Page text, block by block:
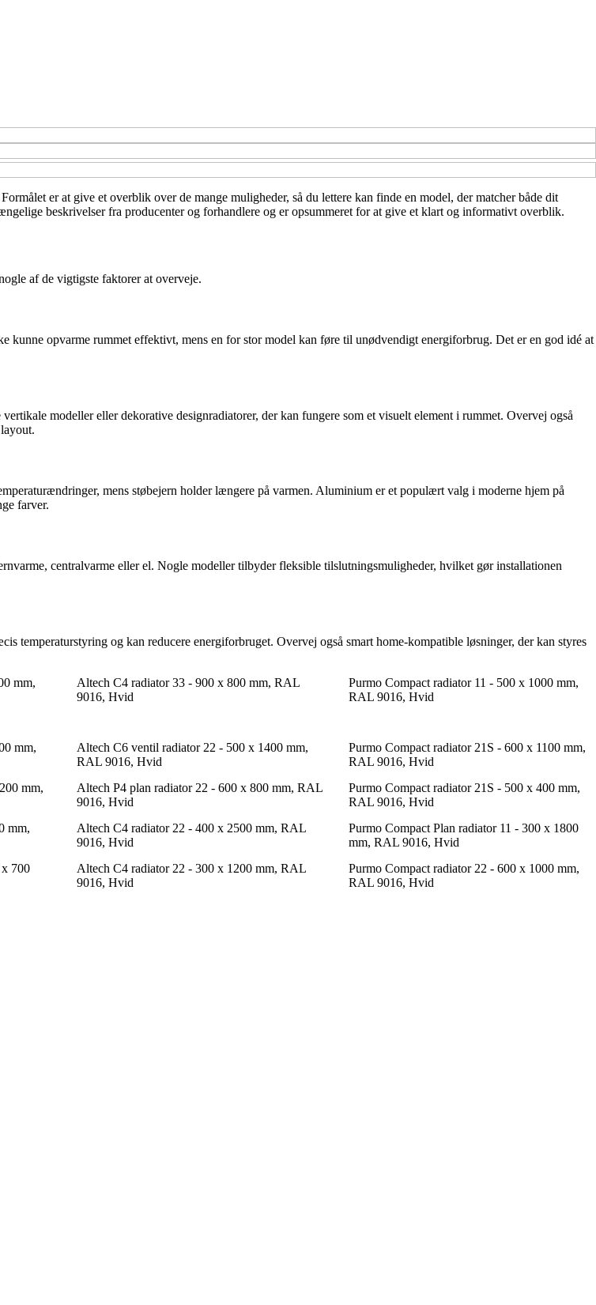
er at give et overblik over de mange muligheder, så du lettere kan finde en model, der matcher både dit
beskrivelser fra producenter og forhandlere og er opsummeret for at give et klart og informativt overblik.
af de vigtigste faktorer at overveje.
kunne opvarme rummet effektivt, mens en for stor model kan føre til unødvendigt energiforbrug. Det er en god idé at
modeller eller dekorative designradiatorer, der kan fungere som et visuelt element i rummet. Overvej også
mens støbejern holder længere på varmen. Aluminium er et populært valg i moderne hjem på
farver.
centralvarme eller el. Nogle modeller tilbyder fleksible tilslutningsmuligheder, hvilket gør installationen
temperaturstyring og kan reducere energiforbruget. Overvej også smart home-kompatible løsninger, der kan styres
mm,
Altech C4 radiator 33 - 900 x 800 mm, RAL
9016, Hvid
Purmo Compact radiator 11 - 500 x 1000 mm,
RAL 9016, Hvid
mm,
Altech C6 ventil radiator 22 - 500 x 1400 mm,
RAL 9016, Hvid
Purmo Compact radiator 21S - 600 x 1100 mm,
RAL 9016, Hvid
mm,
Altech P4 plan radiator 22 - 600 x 800 mm, RAL
9016, Hvid
Purmo Compact radiator 21S - 500 x 400 mm,
RAL 9016, Hvid
mm,
Altech C4 radiator 22 - 400 x 2500 mm, RAL
9016, Hvid
Purmo Compact Plan radiator 11 - 300 x 1800
mm, RAL 9016, Hvid
700
Altech C4 radiator 22 - 300 x 1200 mm, RAL
9016, Hvid
Purmo Compact radiator 22 - 600 x 1000 mm,
RAL 9016, Hvid